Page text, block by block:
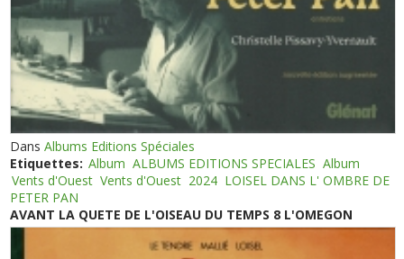
DansAlbums Editions Spéciales
Etiquettes: Album ALBUMS EDITIONS SPECIALES Album
Vents d'Ouest Vents d'Ouest 2024 LOISEL DANS L' OMBRE DE
PETER PAN
AVANT LA QUETE DE L'OISEAU DU TEMPS 8 L'OMEGON